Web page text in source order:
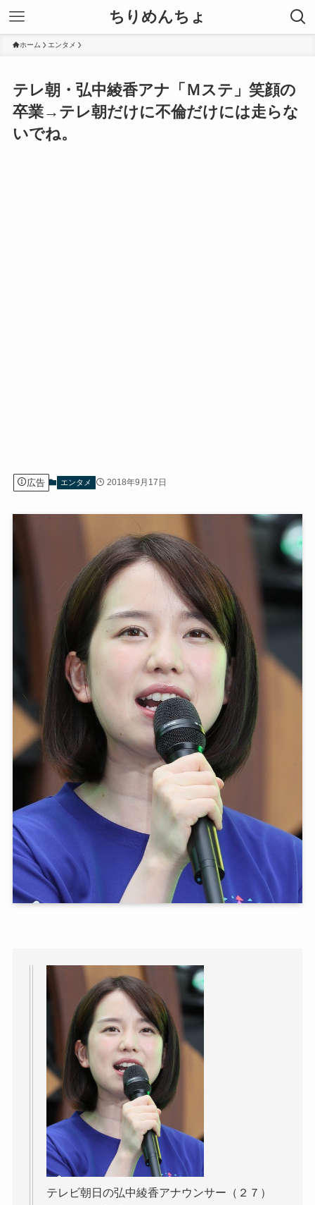
ちりめんちょ
ホーム エンタメ
テレ朝・弘中綾香アナ「Ｍステ」笑顔の
卒業→テレ朝だけに不倫だけには走らな
いでね。
広告 エンタメ 2018年9月17日
テレビ朝日の弘中綾香アナウンサー（２７）